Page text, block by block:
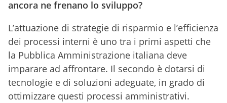
ancora ne frenano lo sviluppo?
L’attuazione di strategie di risparmio e l’efficienza
dei processi interni è uno tra i primi aspetti che
la Pubblica Amministrazione italiana deve
imparare ad affrontare. Il secondo è dotarsi di
tecnologie e di soluzioni adeguate, in grado di
ottimizzare questi processi amministrativi.